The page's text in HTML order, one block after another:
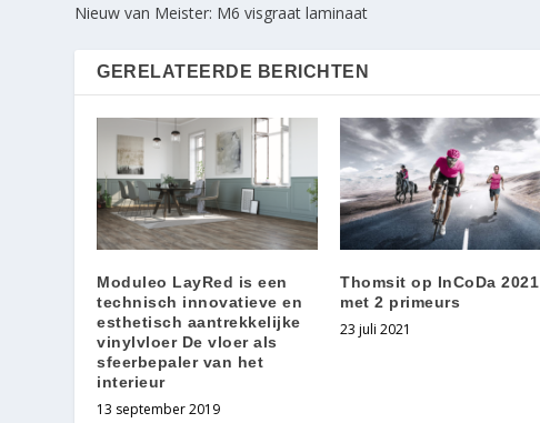
Nieuw van Meister: M6 visgraat laminaat
GERELATEERDE BERICHTEN
Moduleo LayRed is een
technisch innovatieve en
esthetisch aantrekkelijke
vinylvloer De vloer als
sfeerbepaler van het
interieur
13 september 2019
Thomsit op InCoDa 2021
met 2 primeurs
23 juli 2021